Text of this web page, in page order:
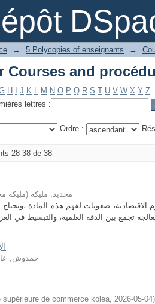
→ 5 Polycopies of enseignants →
H J K L M N O P Q R S T U V W X Y Z
lettres :
Ordre :
28-38 de 38
محديد, مليكة (مليكة
صعوبات لفهم هذه المادة
حمدوش,
supérieure de commerce kolea, 2026-05-04)